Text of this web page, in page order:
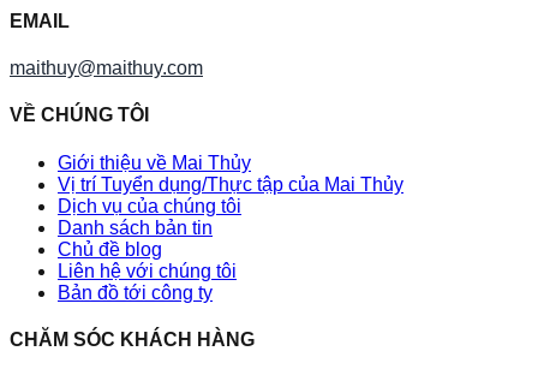
EMAIL
maithuy@maithuy.com
VỀ CHÚNG TÔI
Giới thiệu về Mai Thủy
Vị trí Tuyển dụng/Thực tập của Mai Thủy
Dịch vụ của chúng tôi
Danh sách bản tin
Chủ đề blog
Liên hệ với chúng tôi
Bản đồ tới công ty
CHĂM SÓC KHÁCH HÀNG